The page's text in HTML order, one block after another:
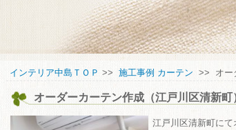
アクセスマップ
安心してご購入していただくために
お問い合わせ
インテリア中島ＴＯＰ >> 施工事例 カーテン >> オー
オーダーカーテン作成（江戸川区清新町
江戸川区清新町にて